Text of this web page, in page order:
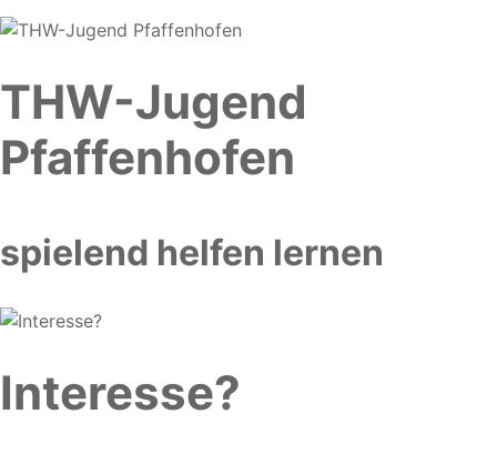
THW-Jugend
Pfaffenhofen
spielend helfen lernen
Interesse?